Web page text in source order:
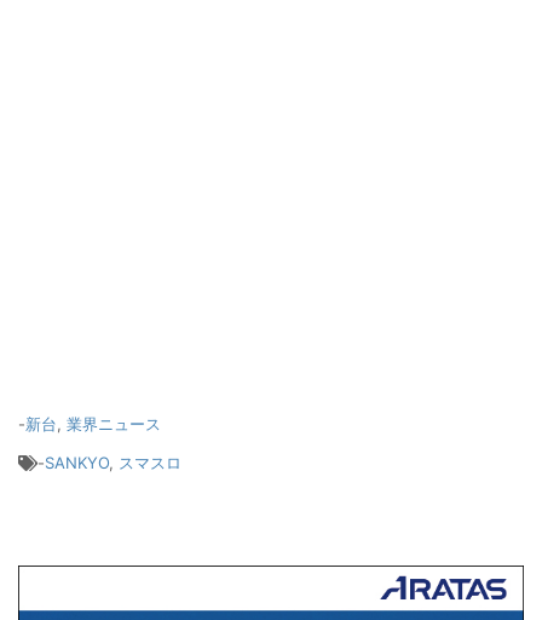
-新台, 業界ニュース
-SANKYO, スマスロ